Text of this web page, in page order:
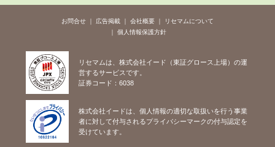
お問合せ 広告掲載 会社概要
リセマムについて
個人情報保護方針
リセマムは、株式会社イード（東証グロース上場）の運
営するサービスです。
証券コード：6038
株式会社イードは、個人情報の適切な取扱いを行う事業
者に対して付与されるプライバシーマークの付与認定を
受けています。